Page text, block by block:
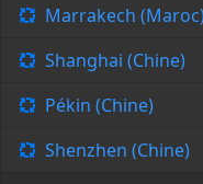
Marrakech
Shanghai (Chine)
Pékin (Chine)
Shenzhen (Chine)